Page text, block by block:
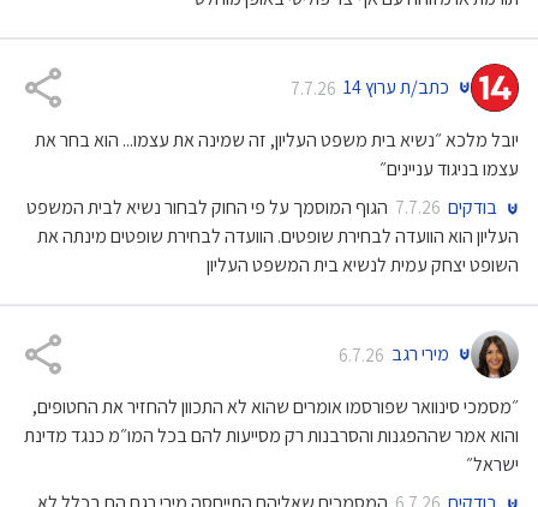
כתב/ת ערוץ 14 7.7.26
יובל מלכא ״נשיא בית משפט העליון, זה שמינה את עצמו... הוא בחר את
עצמו בניגוד עניינים״
בודקים 7.7.26 הגוף המוסמך על פי החוק לבחור נשיא לבית המשפט
העליון הוא הוועדה לבחירת שופטים. הוועדה לבחירת שופטים מינתה את
השופט יצחק עמית לנשיא בית המשפט העליון
מירי רגב 6.7.26
״מסמכי סינוואר שפורסמו אומרים שהוא לא התכוון להחזיר את החטופים,
והוא אמר שההפגנות והסרבנות רק מסייעות להם בכל המו״מ כנגד מדינת
ישראל״